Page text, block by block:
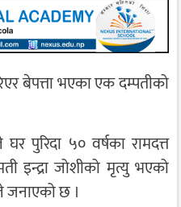
बेपत्ता भएका एक दम्पतीको
पुरिदा ५० वर्षका रामदत्त
इन्द्रा जोशीको मृत्यु भएको
जनाएको छ ।